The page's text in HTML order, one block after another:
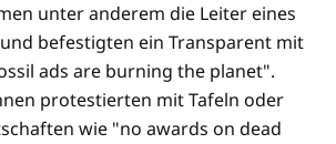
unter anderem die Leiter eines
befestigten ein Transparent mit
ads are burning the planet".
protestierten mit Tafeln oder
wie "no awards on dead